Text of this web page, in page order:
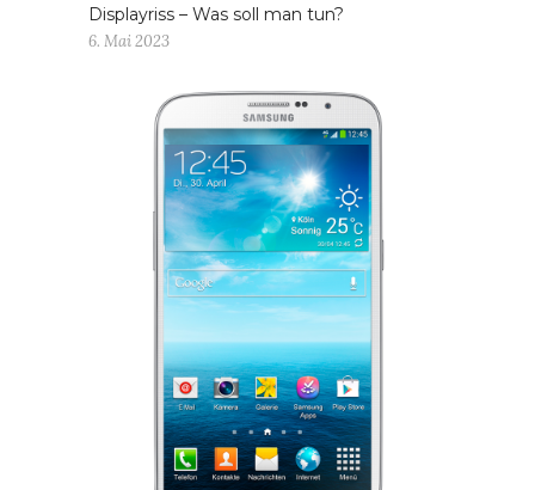
Displayriss – Was soll man tun?
6. Mai 2023